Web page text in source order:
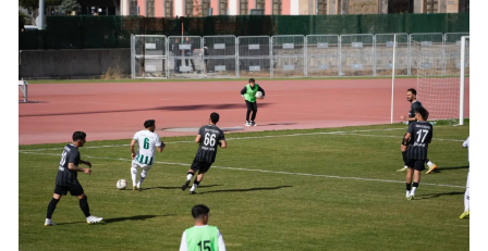
Yozgat
Zonguldak
Aksaray
Bayburt
Karaman